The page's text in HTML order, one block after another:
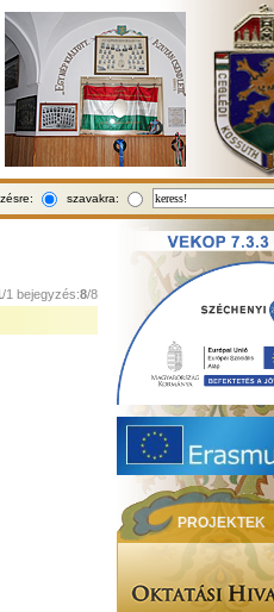
szavakra:
/1 bejegyzés:8/8
PROJEKTEK